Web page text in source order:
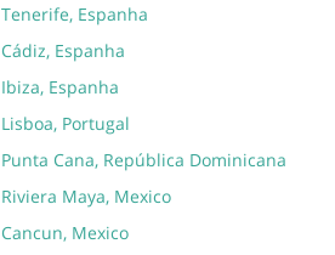
Tenerife, Espanha
Cádiz, Espanha
Ibiza, Espanha
Lisboa, Portugal
Punta Cana, República Dominicana
Riviera Maya, Mexico
Cancun, Mexico